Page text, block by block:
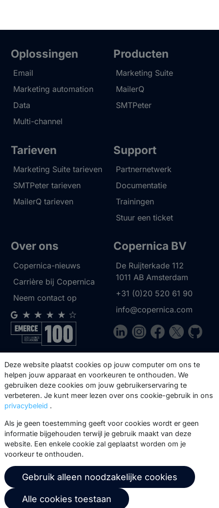
Oplossingen
Email
Marketing automation
Data
Multi-channel
Producten
Marketing Suite
MailerQ
SMTPeter
Tarieven
Marketing Suite tarieven
SMTPeter tarieven
MailerQ tarieven
Support
Partnernetwerk
Documentatie
Trainingen
Stuur een ticket
Over ons
Copernica-nieuws
Carrière bij Copernica
Neem contact op
Copernica BV
De Ruijterkade 112
1011 AB Amsterdam
+31 (0)20 520 61 90
info@copernica.com
Via onze nieuwsbrief blijf je op de
hoogte van onze product updates,
events, webinars, best practices en
whitepapers.
Abonneer
© 2026 Copernica B.V.
Algemene voorwaarden
Privacybeleid
Gebruikersovereenkomst
Deze website plaatst cookies op jouw computer om ons te
helpen jouw apparaat en voorkeuren te onthouden. We
gebruiken deze cookies om jouw gebruikerservaring te
verbeteren. Je kunt meer lezen over ons cookie-gebruik in ons
privacybeleid .
Als je geen toestemming geeft voor cookies wordt er geen
informatie bijgehouden terwijl je gebruik maakt van deze
website. Een enkele cookie zal geplaatst worden om je
voorkeur te onthouden.
Gebruik alleen noodzakelijke cookies
Alle cookies toestaan